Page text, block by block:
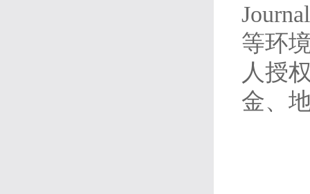
等环
人授
金、